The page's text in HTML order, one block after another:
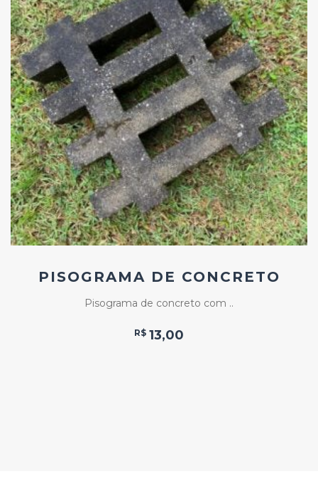
Add
ao
Favoritos
PISOGRAMA DE CONCRETO
Pisograma de concreto com ..
R$ 13,00